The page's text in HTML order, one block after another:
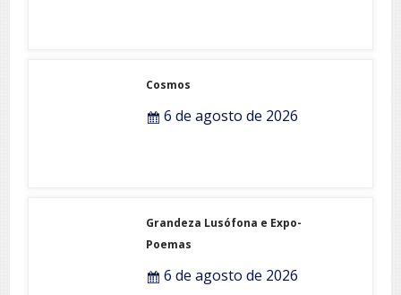
Cosmos
6 de agosto de 2026
Grandeza Lusófona e Expo-
Poemas
6 de agosto de 2026